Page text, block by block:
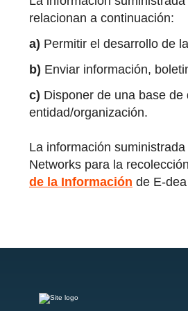
relacionan a continuación:
a) Permitir el desarrollo de
b) Enviar información,
c) Disponer de una base
entidad/organización.
La información
Networks para la
de la Información de E-